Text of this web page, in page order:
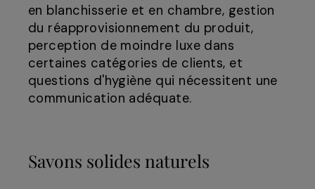
en blanchisserie et en chambre, gestion
du réapprovisionnement du produit,
perception de moindre luxe dans
certaines catégories de clients, et
questions d'hygiène qui nécessitent une
communication adéquate.
Savons solides naturels